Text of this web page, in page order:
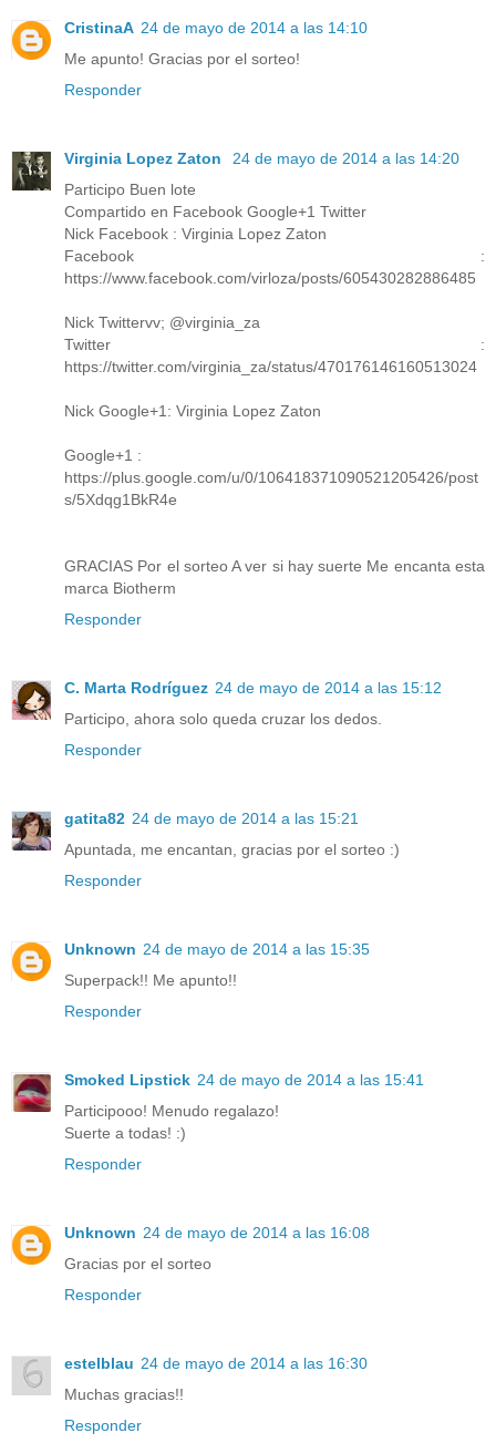
CristinaA 24 de mayo de 2014 a las 14:10
Me apunto! Gracias por el sorteo!
Responder
Virginia Lopez Zaton
24 de mayo de 2014 a las 14:20
Participo Buen lote
Compartido en Facebook Google+1 Twitter
Nick Facebook : Virginia Lopez Zaton
Facebook :
https://www.facebook.com/virloza/posts/605430282886485
Nick Twittervv; @virginia_za
Twitter :
https://twitter.com/virginia_za/status/470176146160513024
Nick Google+1: Virginia Lopez Zaton
Google+1 :
https://plus.google.com/u/0/106418371090521205426/post
s/5Xdqg1BkR4e
GRACIAS Por el sorteo A ver si hay suerte Me encanta esta
marca Biotherm
Responder
C. Marta Rodríguez 24 de mayo de 2014 a las 15:12
Participo, ahora solo queda cruzar los dedos.
Responder
gatita82 24 de mayo de 2014 a las 15:21
Apuntada, me encantan, gracias por el sorteo :)
Responder
Unknown 24 de mayo de 2014 a las 15:35
Superpack!! Me apunto!!
Responder
Smoked Lipstick 24 de mayo de 2014 a las 15:41
Participooo! Menudo regalazo!
Suerte a todas! :)
Responder
Unknown 24 de mayo de 2014 a las 16:08
Gracias por el sorteo
Responder
estelblau 24 de mayo de 2014 a las 16:30
Muchas gracias!!
Responder